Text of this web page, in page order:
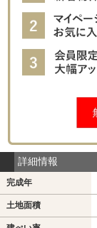
詳細情報
完成年
土地面積